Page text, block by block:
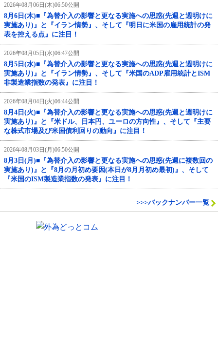
2026年08月06日(木)06:50公開
8月6日(木)■『為替介入の影響と更なる実施への思惑(先週と週明けに
実施あり)』と『イラン情勢』、そして『明日に米国の雇用統計の発
表を控える点』に注目！
2026年08月05日(水)06:47公開
8月5日(水)■『為替介入の影響と更なる実施への思惑(先週と週明けに
実施あり)』と『イラン情勢』、そして『米国のADP雇用統計とISM
非製造業指数の発表』に注目！
2026年08月04日(火)06:44公開
8月4日(火)■『為替介入の影響と更なる実施への思惑(先週と週明けに
実施あり)』と『米ドル、日本円、ユーロの方向性』、そして『主要
な株式市場及び米国債利回りの動向』に注目！
2026年08月03日(月)06:50公開
8月3日(月)■『為替介入の影響と更なる実施への思惑(先週に複数回の
実施あり)』と『8月の月初め要因(本日が8月月初め最初)』、そして
『米国のISM製造業指数の発表』に注目！
>>>バックナンバー一覧